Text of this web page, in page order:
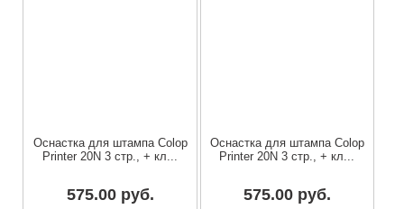
Оснастка для штампа Colop
Printer 20N 3 стр., + кл...
575.00 руб.
Оснастка для штампа Colop
Printer 20N 3 стр., + кл...
575.00 руб.